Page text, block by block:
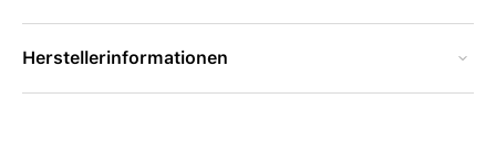
Herstellerinformationen